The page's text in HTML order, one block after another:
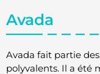
Avada
Avada fait partie
polyvalents. Il a été